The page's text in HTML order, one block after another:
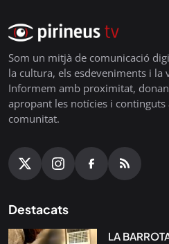
Som un mitjà de comunicació
la cultura, els esdeveniments i
Informem amb proximitat,
apropant les notícies i continguts
comunitat.
Destacats
LA